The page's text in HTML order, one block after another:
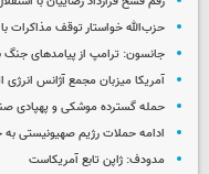
حزب‌الله خواستار توقف مذاکرات
جانسون: ترامپ از پیامدهای جنگ
آمریکا میزبان مجمع آژانس
حمله گسترده موشکی و پهپادی
ادامه حملات رژیم صهیونیستی به
مدودف: ژاپن تابع آمریکاست